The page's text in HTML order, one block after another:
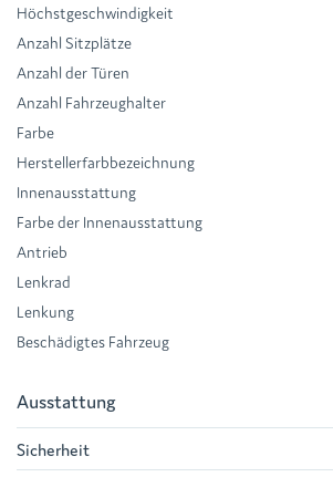
Höchstgeschwindigkeit
Anzahl Sitzplätze
Anzahl der Türen
Anzahl Fahrzeughalter
Farbe
Herstellerfarbbezeichnung
Innenausstattung
Farbe der Innenausstattung
Antrieb
Lenkrad
Lenkung
Beschädigtes Fahrzeug
Ausstattung
Sicherheit